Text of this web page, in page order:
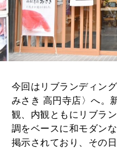
今回はリブランディン
みさき 高円寺店〉へ。
観、内観ともにリブラ
調をベースに和モダン
掲示されており、その